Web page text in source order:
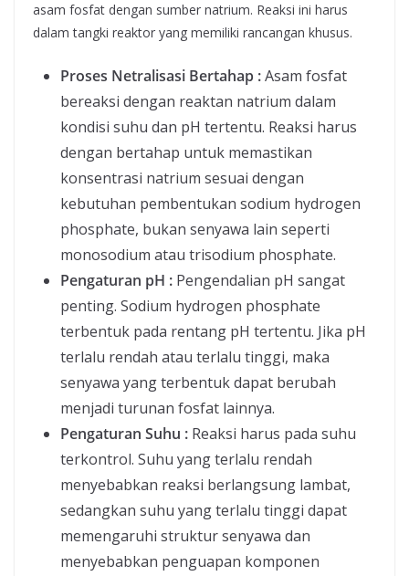
asam fosfat dengan sumber natrium. Reaksi ini harus
dalam tangki reaktor yang memiliki rancangan khusus.
Proses Netralisasi Bertahap :Asam fosfat
bereaksi dengan reaktan natrium dalam
kondisi suhu dan pH tertentu. Reaksi harus
dengan bertahap untuk memastikan
konsentrasi natrium sesuai dengan
kebutuhan pembentukan sodium hydrogen
phosphate, bukan senyawa lain seperti
monosodium atau trisodium phosphate.
Pengaturan pH : Pengendalian pH sangat
penting. Sodium hydrogen phosphate
terbentuk pada rentang pH tertentu. Jika pH
terlalu rendah atau terlalu tinggi, maka
senyawa yang terbentuk dapat berubah
menjadi turunan fosfat lainnya.
Pengaturan Suhu : Reaksi harus pada suhu
terkontrol. Suhu yang terlalu rendah
menyebabkan reaksi berlangsung lambat,
sedangkan suhu yang terlalu tinggi dapat
memengaruhi struktur senyawa dan
menyebabkan penguapan komponen